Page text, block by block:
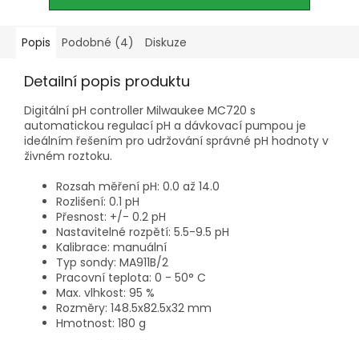
Popis Podobné (4) Diskuze
Detailní popis produktu
Digitální pH controller Milwaukee MC720 s
automatickou regulací pH a dávkovací pumpou je
ideálním řešením pro udržování správné pH hodnoty v
živném roztoku.
Rozsah měření pH: 0.0 až 14.0
Rozlišení: 0.1 pH
Přesnost: +/- 0.2 pH
Nastavitelné rozpětí: 5.5-9.5 pH
Kalibrace: manuální
Typ sondy: MA911B/2
Pracovní teplota: 0 - 50° C
Max. vlhkost: 95 %
Rozměry: 148.5x82.5x32 mm
Hmotnost: 180 g